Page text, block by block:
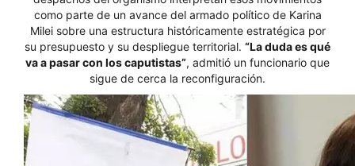
como parte de un avance del armado político de Karina
Milei sobre una estructura históricamente estratégica por
su presupuesto y su despliegue territorial. “La duda es qué
va a pasar con los caputistas”, admitió un funcionario que
sigue de cerca la reconfiguración.